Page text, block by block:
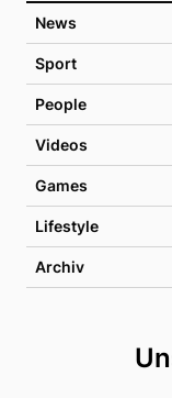
News
Sport
People
Videos
Games
Lifestyle
Archiv